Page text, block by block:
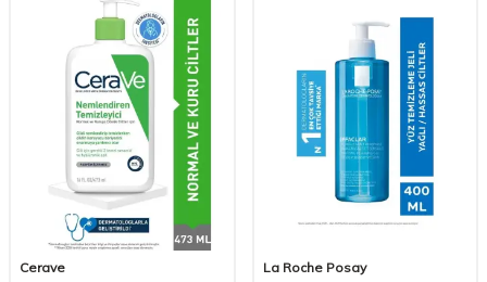
Cerave
La Roche Posay